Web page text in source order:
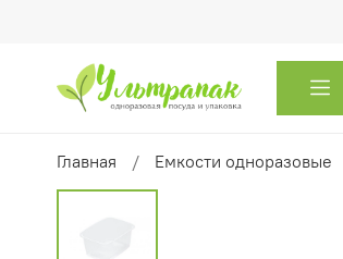
Главная Емкости одноразовые